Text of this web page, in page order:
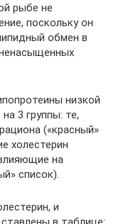
рыбе не
поскольку он
обмен в
низкой
3 группы: те,
(«красный»
холестерин
на
список).
и